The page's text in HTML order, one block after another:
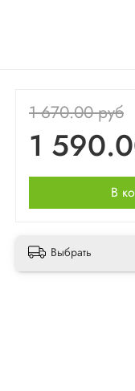
1 670.00 руб
1
В
Выбрать